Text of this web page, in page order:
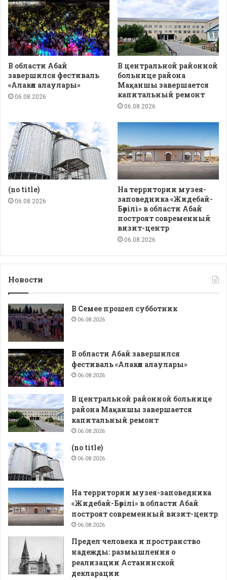
В области Абай
завершился фестиваль
«Алакөл алаулары»
06.08.2026
В центральной районной
больнице района
Мақаншы завершается
капитальный ремонт
06.08.2026
(no title)
06.08.2026
На территории музея-
заповедника «Жидебай-
Бөрілі» в области Абай
построят современный
визит-центр
06.08.2026
Новости
В Семее прошел субботник
06.08.2026
В области Абай завершился
фестиваль «Алакөл алаулары»
06.08.2026
В центральной районной больнице
района Мақаншы завершается
капитальный ремонт
06.08.2026
(no title)
06.08.2026
На территории музея-заповедника
«Жидебай-Бөрілі» в области Абай
построят современный визит-центр
06.08.2026
Предел человека и пространство
надежды: размышления о
реализации Астанинской
декларации